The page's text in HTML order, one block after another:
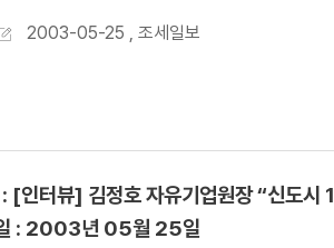
2003-05-25 , 조세일보
[인터뷰] 김정호 자유기업원장 “신도시
: 2003년 05월 25일